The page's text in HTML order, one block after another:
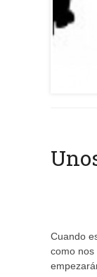
Cuando
como nos